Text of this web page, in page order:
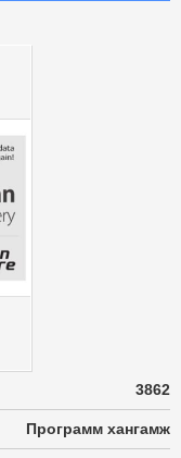
3862
Программ хангамж